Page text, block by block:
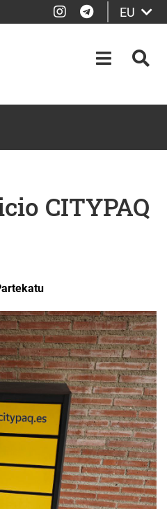
Instagram
Telegram
EU
OPEN-
CITYPAQ